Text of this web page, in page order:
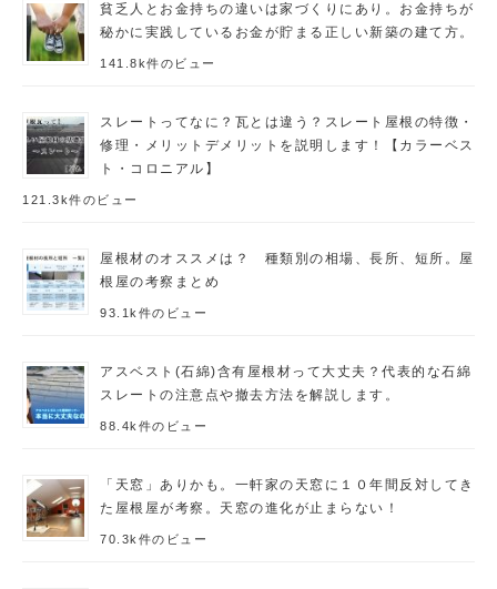
貧乏人とお金持ちの違いは家づくりにあり。お金持ちが
秘かに実践しているお金が貯まる正しい新築の建て方。
141.8k件のビュー
スレートってなに？瓦とは違う？スレート屋根の特徴・
修理・メリットデメリットを説明します！【カラーベス
ト・コロニアル】
121.3k件のビュー
屋根材のオススメは？ 種類別の相場、長所、短所。屋
根屋の考察まとめ
93.1k件のビュー
アスベスト(石綿)含有屋根材って大丈夫？代表的な石綿
スレートの注意点や撤去方法を解説します。
88.4k件のビュー
「天窓」ありかも。一軒家の天窓に１０年間反対してき
た屋根屋が考察。天窓の進化が止まらない！
70.3k件のビュー